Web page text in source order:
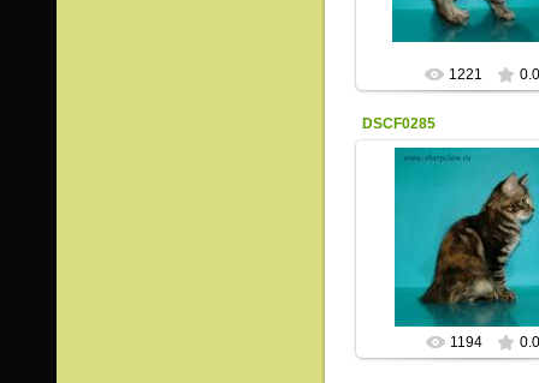
1221 0.0
DSCF0285
14.08.2013
ИрисКо
1194 0.0